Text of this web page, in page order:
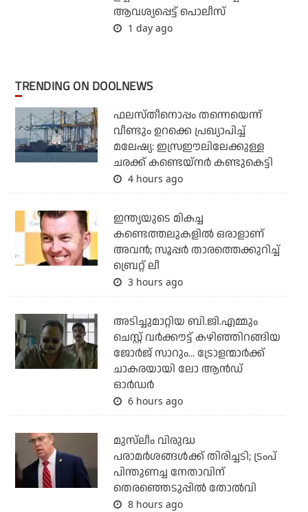
ആവശ്യപ്പെട്ട് പൊലീസ്
1 day ago
TRENDING ON DOOLNEWS
ഫലസ്തീനൊപ്പം തന്നെയെന്ന്
വീണ്ടും ഉറക്കെ പ്രഖ്യാപിച്ച്
മലേഷ്യ: ഇസ്രഈലിലേക്കുള്ള
ചരക്ക് കണ്ടെയ്‌നര്‍ കണ്ടുകെട്ടി
4 hours ago
ഇന്ത്യയുടെ മികച്ച
കണ്ടെത്തലുകളില്‍ ഒരാളാണ്
അവന്‍; സൂപ്പര്‍ താരത്തെക്കുറിച്ച്
ബ്രെറ്റ് ലീ
3 hours ago
അടിച്ചുമാറ്റിയ ബി.ജി.എമ്മും
ചെസ്റ്റ് വര്‍ക്കൗട്ട് കഴിഞ്ഞിറങ്ങിയ
ജോര്‍ജ് സാറും... ട്രോളന്മാര്‍ക്ക്
ചാകരയായി ലോ ആന്‍ഡ്
ഓര്‍ഡര്‍
6 hours ago
മുസ്‌ലീം വിരുദ്ധ
പരാമര്‍ശങ്ങള്‍ക്ക് തിരിച്ചടി; ട്രംപ്
പിന്തുണച്ച നേതാവിന്
തെരഞ്ഞെടുപ്പില്‍ തോല്‍വി
8 hours ago